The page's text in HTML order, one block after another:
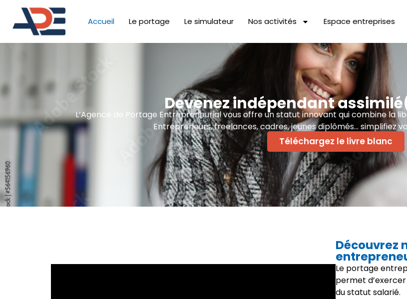
Accueil Le portage Le simulateur Nos activités Espace entreprises
Devenez indépendant
L’Agence de Portage Entrepreneurial vous offre un statut innovant qui combine la
Entrepreneurs, freelances, cadres, jeunes diplômés… simplifiez
Téléchargez le livre blanc
Découvrez
Le portage
permet
du statut salarié.